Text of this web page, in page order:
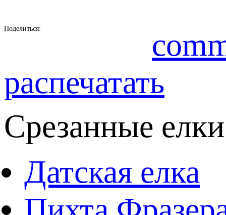
Поделиться:
распечатать
Срезанные
Датская елка